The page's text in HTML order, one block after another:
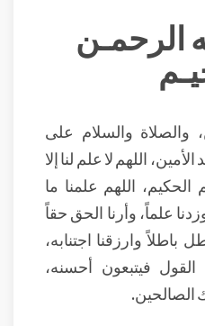
الرحمـن
والصلاة والسلام على
اللهم لا علم لنا إلا
الحكيم، اللهم علمنا ما
علماً، وأرنا الحق حقاً
باطلاً وارزقنا اجتنابه،
فيتبعون أحسنه،
الصالحين.